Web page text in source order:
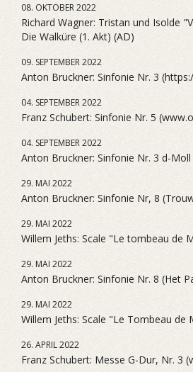
08. OKTOBER 2022
Richard Wagner: Tristan und Isolde
Die Walküre (1. Akt) (AD)
09. SEPTEMBER 2022
Anton Bruckner: Sinfonie Nr. 3
04. SEPTEMBER 2022
Franz Schubert: Sinfonie Nr. 5
04. SEPTEMBER 2022
Anton Bruckner: Sinfonie Nr. 3 d-
29. MAI 2022
Anton Bruckner: Sinfonie Nr, 8
29. MAI 2022
Willem Jeths: Scale "Le tombeau de
29. MAI 2022
Anton Bruckner: Sinfonie Nr. 8 (Het
29. MAI 2022
Willem Jeths: Scale "Le Tombeau de
26. APRIL 2022
Franz Schubert: Messe G-Dur, Nr. 3